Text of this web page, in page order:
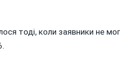
тоді, коли заявники не